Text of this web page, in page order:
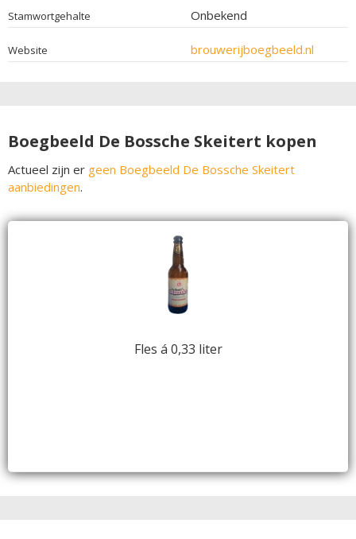
Stamwortgehalte Onbekend
Website brouwerijboegbeeld.nl
Boegbeeld De Bossche Skeitert kopen
Actueel zijn er geen Boegbeeld De Bossche Skeitert
aanbiedingen.
Fles á 0,33 liter